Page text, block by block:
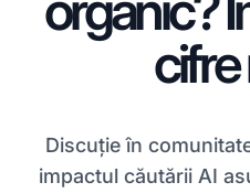
cifre
Discuție în
impactul căutării AI